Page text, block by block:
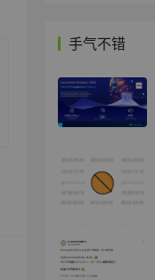
手气不错